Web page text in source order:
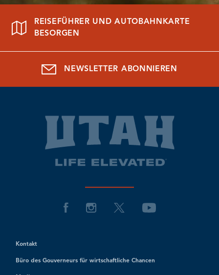
REISEFÜHRER UND AUTOBAHNKARTE
BESORGEN
NEWSLETTER ABONNIEREN
Kontakt
Büro des Gouverneurs für wirtschaftliche Chancen